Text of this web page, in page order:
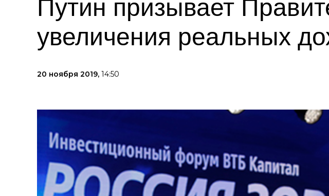
Путин призывает
увеличения реальных
20 ноября 2019, 14:50